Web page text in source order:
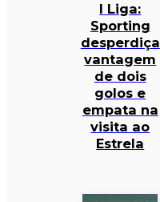
I Liga:
Sporting
desperdiça
vantagem
de dois
golos e
empata na
visita ao
Estrela